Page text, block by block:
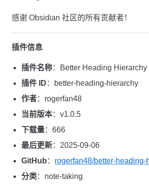
感谢 Obsidian 社区的所有贡献者！
插件信息
插件名称：Better Heading Hierarchy
插件 ID ：better-heading-hierarchy
作者：rogerfan48
当前版本：v1.0.5
下载量：666
最后更新：2025-09-06
GitHub ： rogerfan48/better-heading-
分类：note-taking